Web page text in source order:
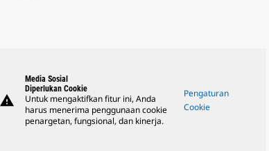
warning
Media Sosial
Diperlukan Cookie
Untuk mengaktifkan fitur ini, Anda
harus menerima penggunaan cookie
penargetan, fungsional, dan kinerja.
Pengaturan
Cookie